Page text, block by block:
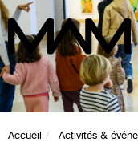
Accueil Activités &